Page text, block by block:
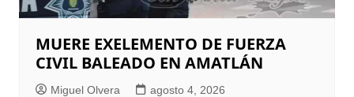
MUERE EXELEMENTO DE FUERZA
CIVIL BALEADO EN AMATLÁN
Miguel Olvera agosto 4, 2026